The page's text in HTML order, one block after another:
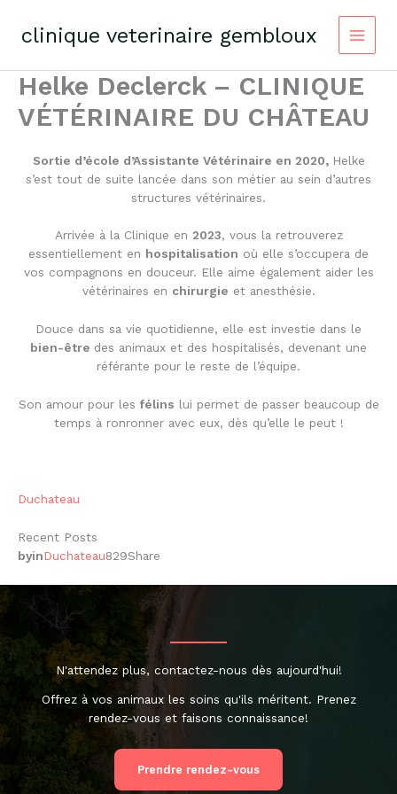
contentclinique veterinaire gembloux
Helke Declerck – CLINIQUE
VÉTÉRINAIRE DU CHÂTEAU
Sortie d’école d’Assistante Vétérinaire en 2020, Helke
s’est tout de suite lancée dans son métier au sein d’autres
structures vétérinaires.
Arrivée à la Clinique en 2023, vous la retrouverez
essentiellement en hospitalisation où elle s’occupera de
vos compagnons en douceur. Elle aime également aider les
vétérinaires en chirurgie et anesthésie.
Douce dans sa vie quotidienne, elle est investie dans le
bien-être des animaux et des hospitalisés, devenant une
référante pour le reste de l’équipe.
Son amour pour lesfélins lui permet de passer beaucoup de
temps à ronronner avec eux, dès qu’elle le peut !
Duchateau
Recent Posts
byinDuchateau829Share
N'attendez plus, contactez-nous dès aujourd'hui!
Offrez à vos animaux les soins qu'ils méritent. Prenez
rendez-vous et faisons connaissance!
Prendre rendez-vous